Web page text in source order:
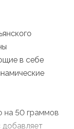
в себе
на 50 граммов